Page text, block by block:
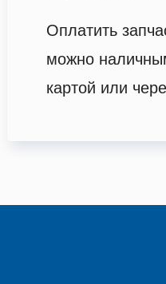
Оплатить
можно
картой или